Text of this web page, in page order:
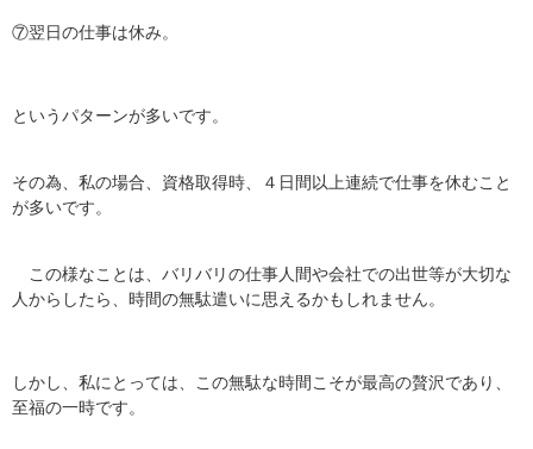
⑦翌日の仕事は休み。
というパターンが多いです。
その為、私の場合、資格取得時、４日間以上連続で仕事を休むこと
が多いです。
この様なことは、バリバリの仕事人間や会社での出世等が大切な
人からしたら、時間の無駄遣いに思えるかもしれません。
しかし、私にとっては、この無駄な時間こそが最高の贅沢であり、
至福の一時です。